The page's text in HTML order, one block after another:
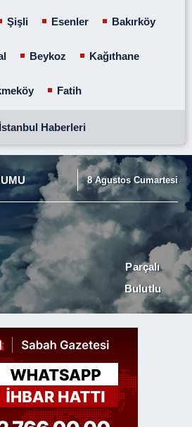
Şişli Esenler Bakırköy
Beykoz Kağıthane
Fatih
Haberleri
8 Agustos Cumartesi
Parçalı
Bulutlu